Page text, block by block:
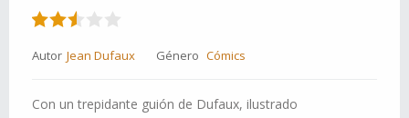
Autor Jean Dufaux Género Cómics
Con un trepidante guión de Dufaux, ilustrado